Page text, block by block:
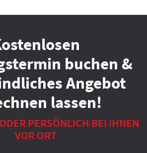
buchen &
Angebot
lassen!
PERSÖNLICH BEI IHNEN
VOR ORT